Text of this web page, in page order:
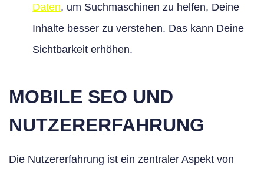
Daten, um Suchmaschinen zu helfen, Deine
Inhalte besser zu verstehen. Das kann Deine
Sichtbarkeit erhöhen.
MOBILE SEO UND
NUTZERERFAHRUNG
Die Nutzererfahrung ist ein zentraler Aspekt von